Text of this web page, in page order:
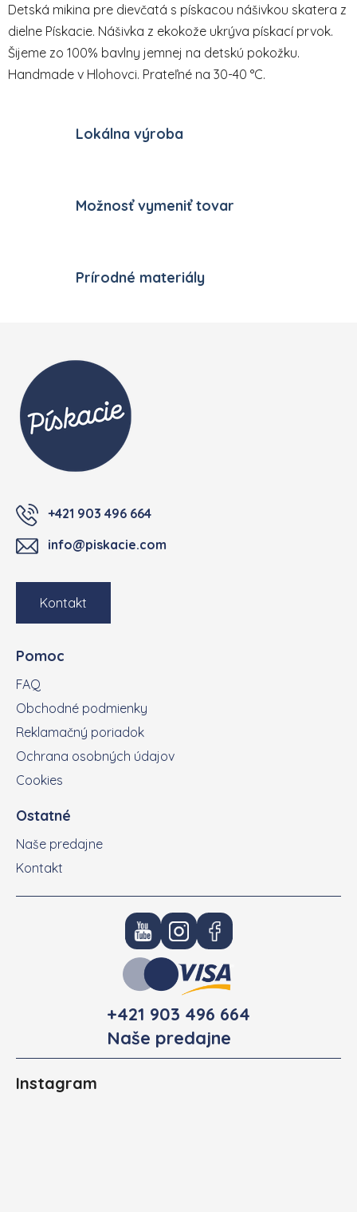
Detská mikina pre dievčatá s pískacou nášivkou skatera z
dielne Pískacie. Nášivka z ekokože ukrýva pískací prvok.
Šijeme zo 100% bavlny jemnej na detskú pokožku.
Handmade v Hlohovci. Prateľné na 30-40 °C.
Lokálna výroba
Možnosť vymeniť tovar
Prírodné materiály
+421 903 496 664
info@piskacie.com
Kontakt
Pomoc
FAQ
Obchodné podmienky
Reklamačný poriadok
Ochrana osobných údajov
Cookies
Ostatné
Naše predajne
Kontakt
+421 903 496 664
Naše predajne
Instagram